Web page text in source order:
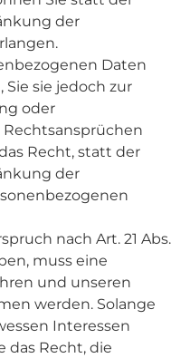
der
Daten
sie jedoch zur
oder
Recht, statt der
der
nach Art. 21 Abs.
muss eine
und unseren
werden. Solange
Interessen
das Recht, die